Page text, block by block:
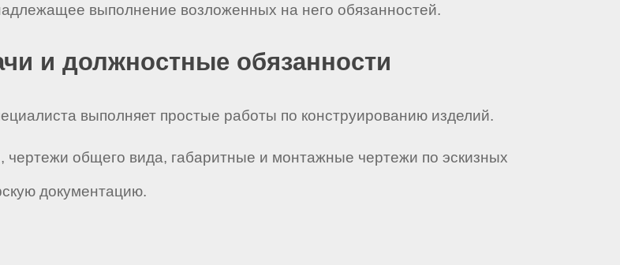
выполнение возложенных на него обязанностей.
и должностные обязанности
выполняет простые работы по конструированию изделий.
общего вида, габаритные и монтажные чертежи по эскизных
документацию.